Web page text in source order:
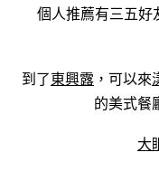
個人推薦有三五好
到了東興露 ，可以來
的美式餐
大